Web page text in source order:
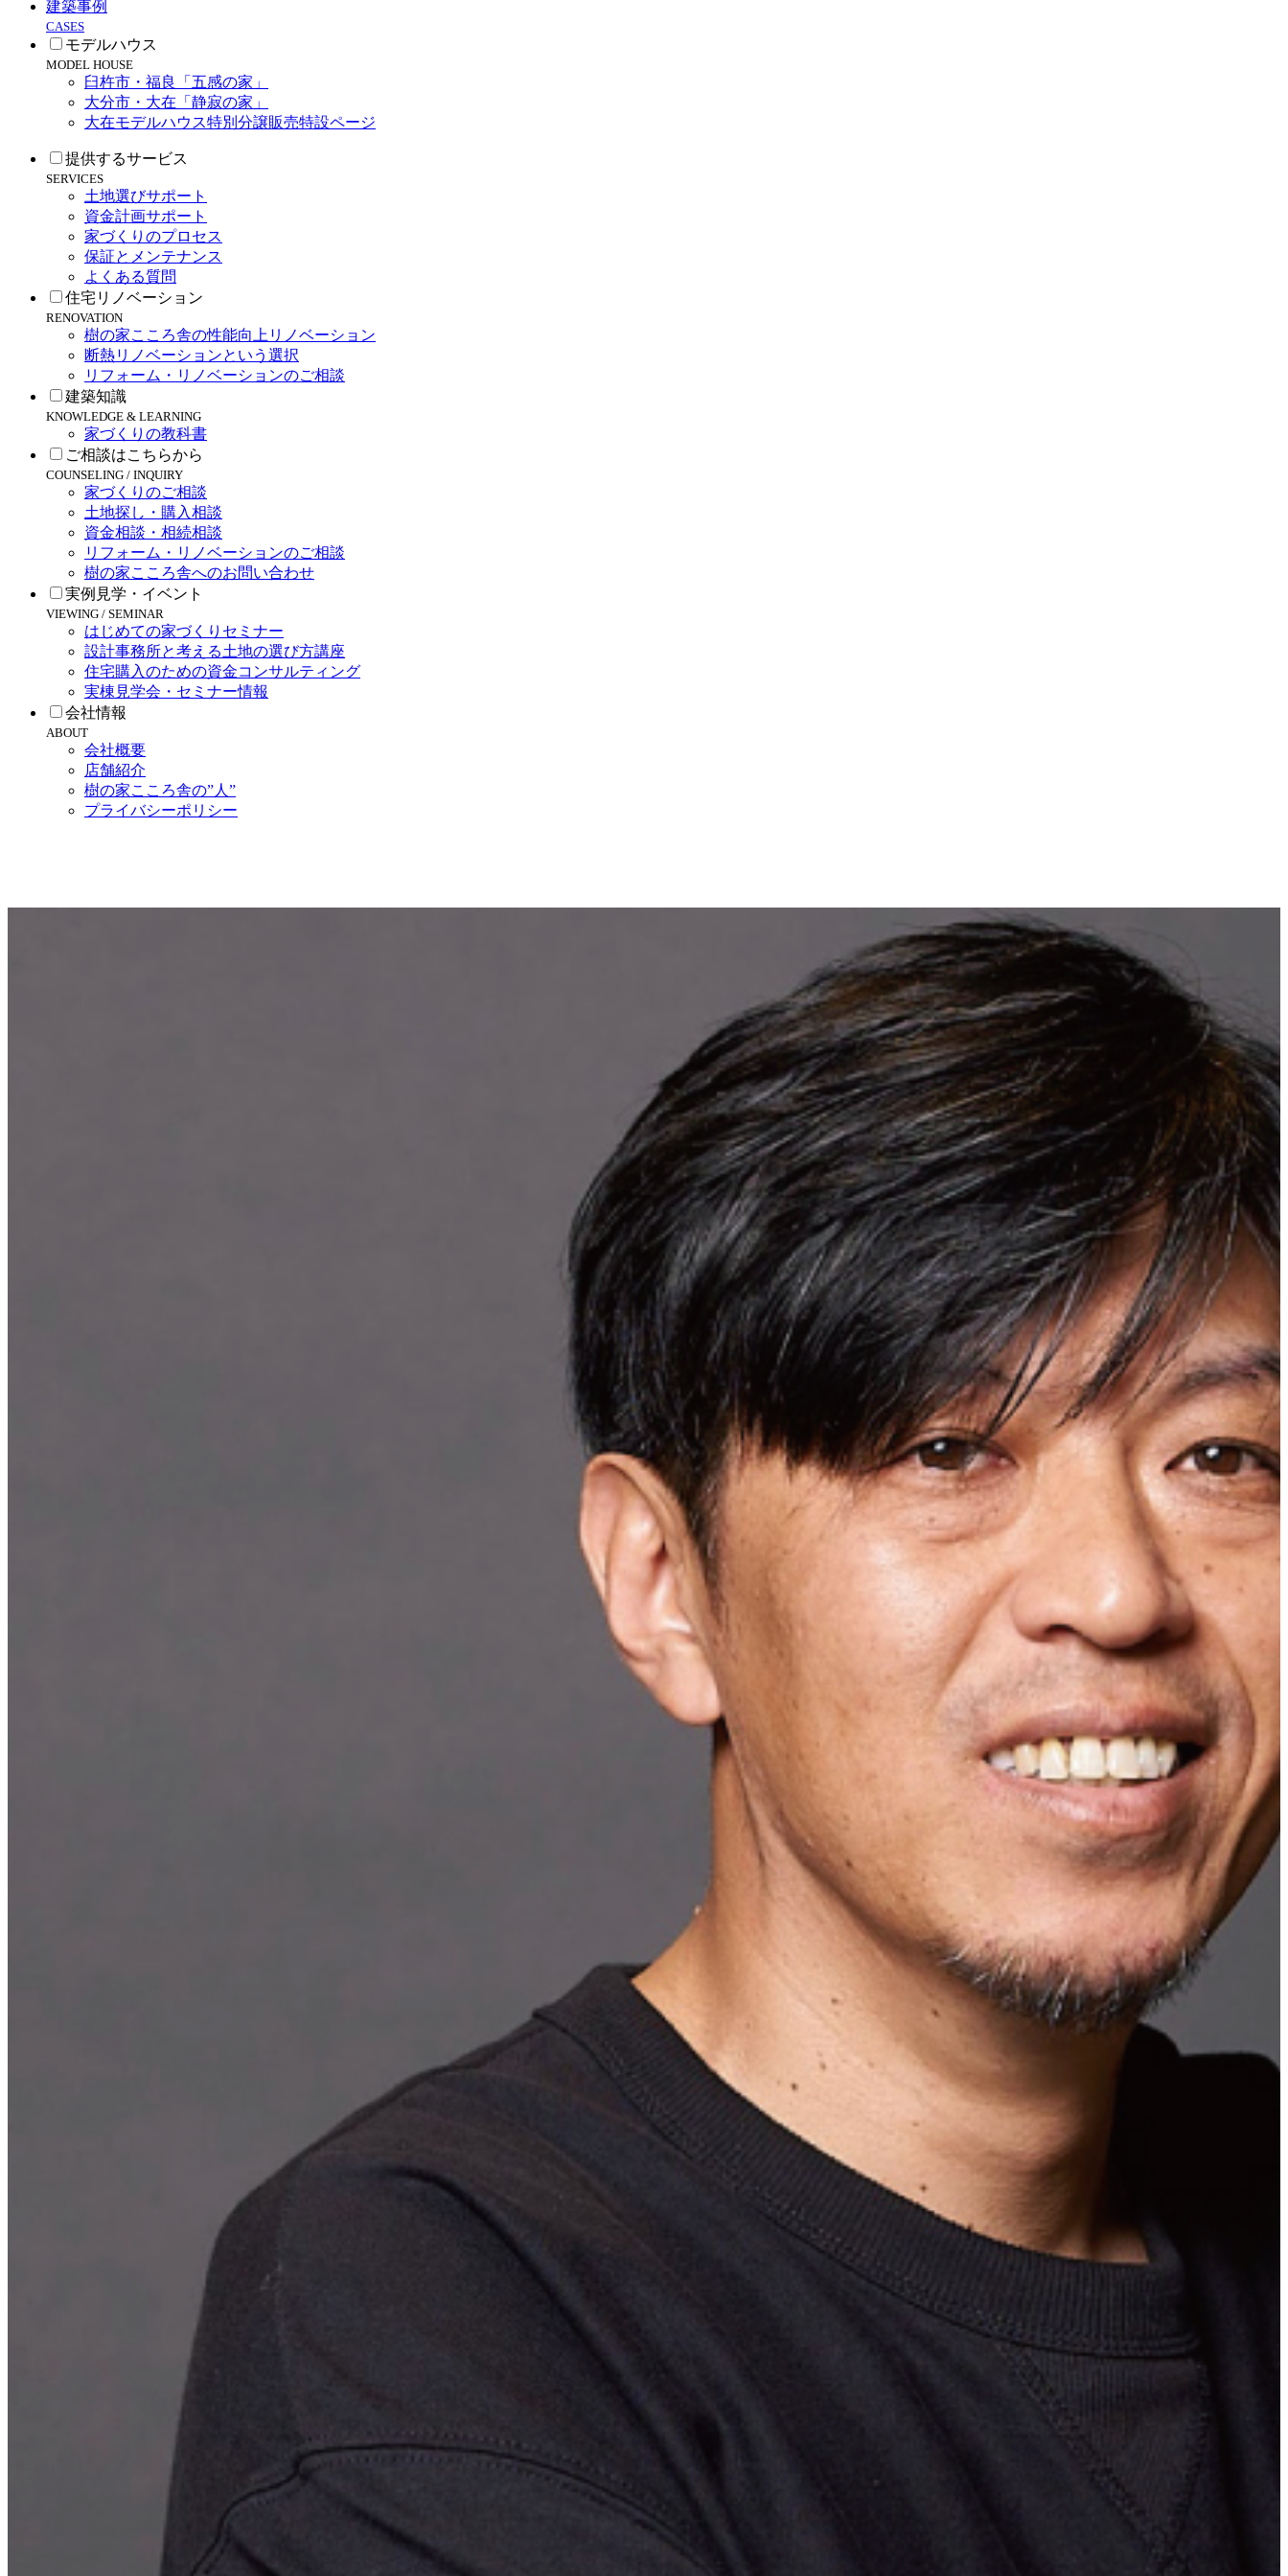
建築事例
CASES
モデルハウス
MODEL HOUSE
臼杵市・福良「五感の家」
大分市・大在「静寂の家」
大在モデルハウス特別分譲販売特設ページ
提供するサービス
SERVICES
土地選びサポート
資金計画サポート
家づくりのプロセス
保証とメンテナンス
よくある質問
住宅リノベーション
RENOVATION
樹の家こころ舎の性能向上リノベーション
断熱リノベーションという選択
リフォーム・リノベーションのご相談
建築知識
KNOWLEDGE & LEARNING
家づくりの教科書
ご相談はこちらから
COUNSELING / INQUIRY
家づくりのご相談
土地探し・購入相談
資金相談・相続相談
リフォーム・リノベーションのご相談
樹の家こころ舎へのお問い合わせ
実例見学・イベント
VIEWING / SEMINAR
はじめての家づくりセミナー
設計事務所と考える土地の選び方講座
住宅購入のための資金コンサルティング
実棟見学会・セミナー情報
会社情報
ABOUT
会社概要
店舗紹介
樹の家こころ舎の”人”
プライバシーポリシー